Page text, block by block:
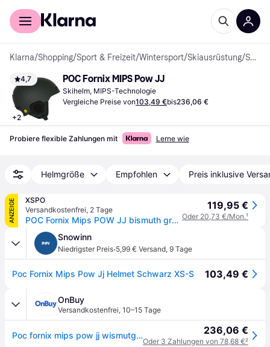
Für Shopper
Klarna/Shopping/Sport & Freizeit/Wintersport/Skiausrüstung/ Skihelme
4,7
+2
POC Fornix MIPS Pow JJ
Skihelm, MIPS-Technologie
Vergleiche Preise von103,49 €bis236,06 €
Probiere flexible Zahlungen mit Lerne wie
Helmgröße Empfohlen Preis inklusive
ANZEIGE
XSPO
Versandkostenfrei, 2 Tage
POC Fornix Mips POW JJ bismuth green matt
119,95 €
Oder 20,73 €/Mon.¹
Snowinn
Niedrigster Preis·5,99 € Versand, 9 Tage
Poc Fornix Mips Pow Jj Helmet Schwarz XS-S 103,49 €
OnBuy
Versandkostenfrei, 10–15 Tage
Poc fornix mips pow jj wismutgrn matt xlx 236,06 €
Oder 3 Zahlungen von 78,68 €²